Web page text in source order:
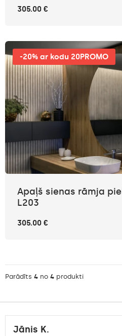
305.00 €
-20% ar kodu 20PROMO
Apaļš sienas rāmja
L203
305.00 €
Parādīts 4 no 4 produkti
Jānis K.